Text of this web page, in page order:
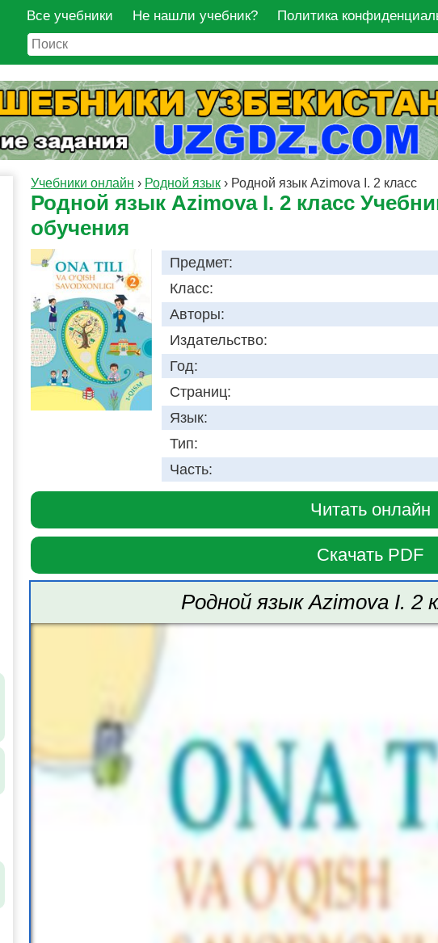
Все учебники Не нашли учебник? Политика
Учебники онлайн › Родной язык › Родной язык Azimova I. 2 класс
Родной язык Azimova I. 2 класс
обучения
Предмет:
Класс:
Авторы:
Издательство:
Год:
Страниц:
Язык:
Тип:
Часть:
Читать онлайн
Скачать PDF
Родной язык Azimova I. 2